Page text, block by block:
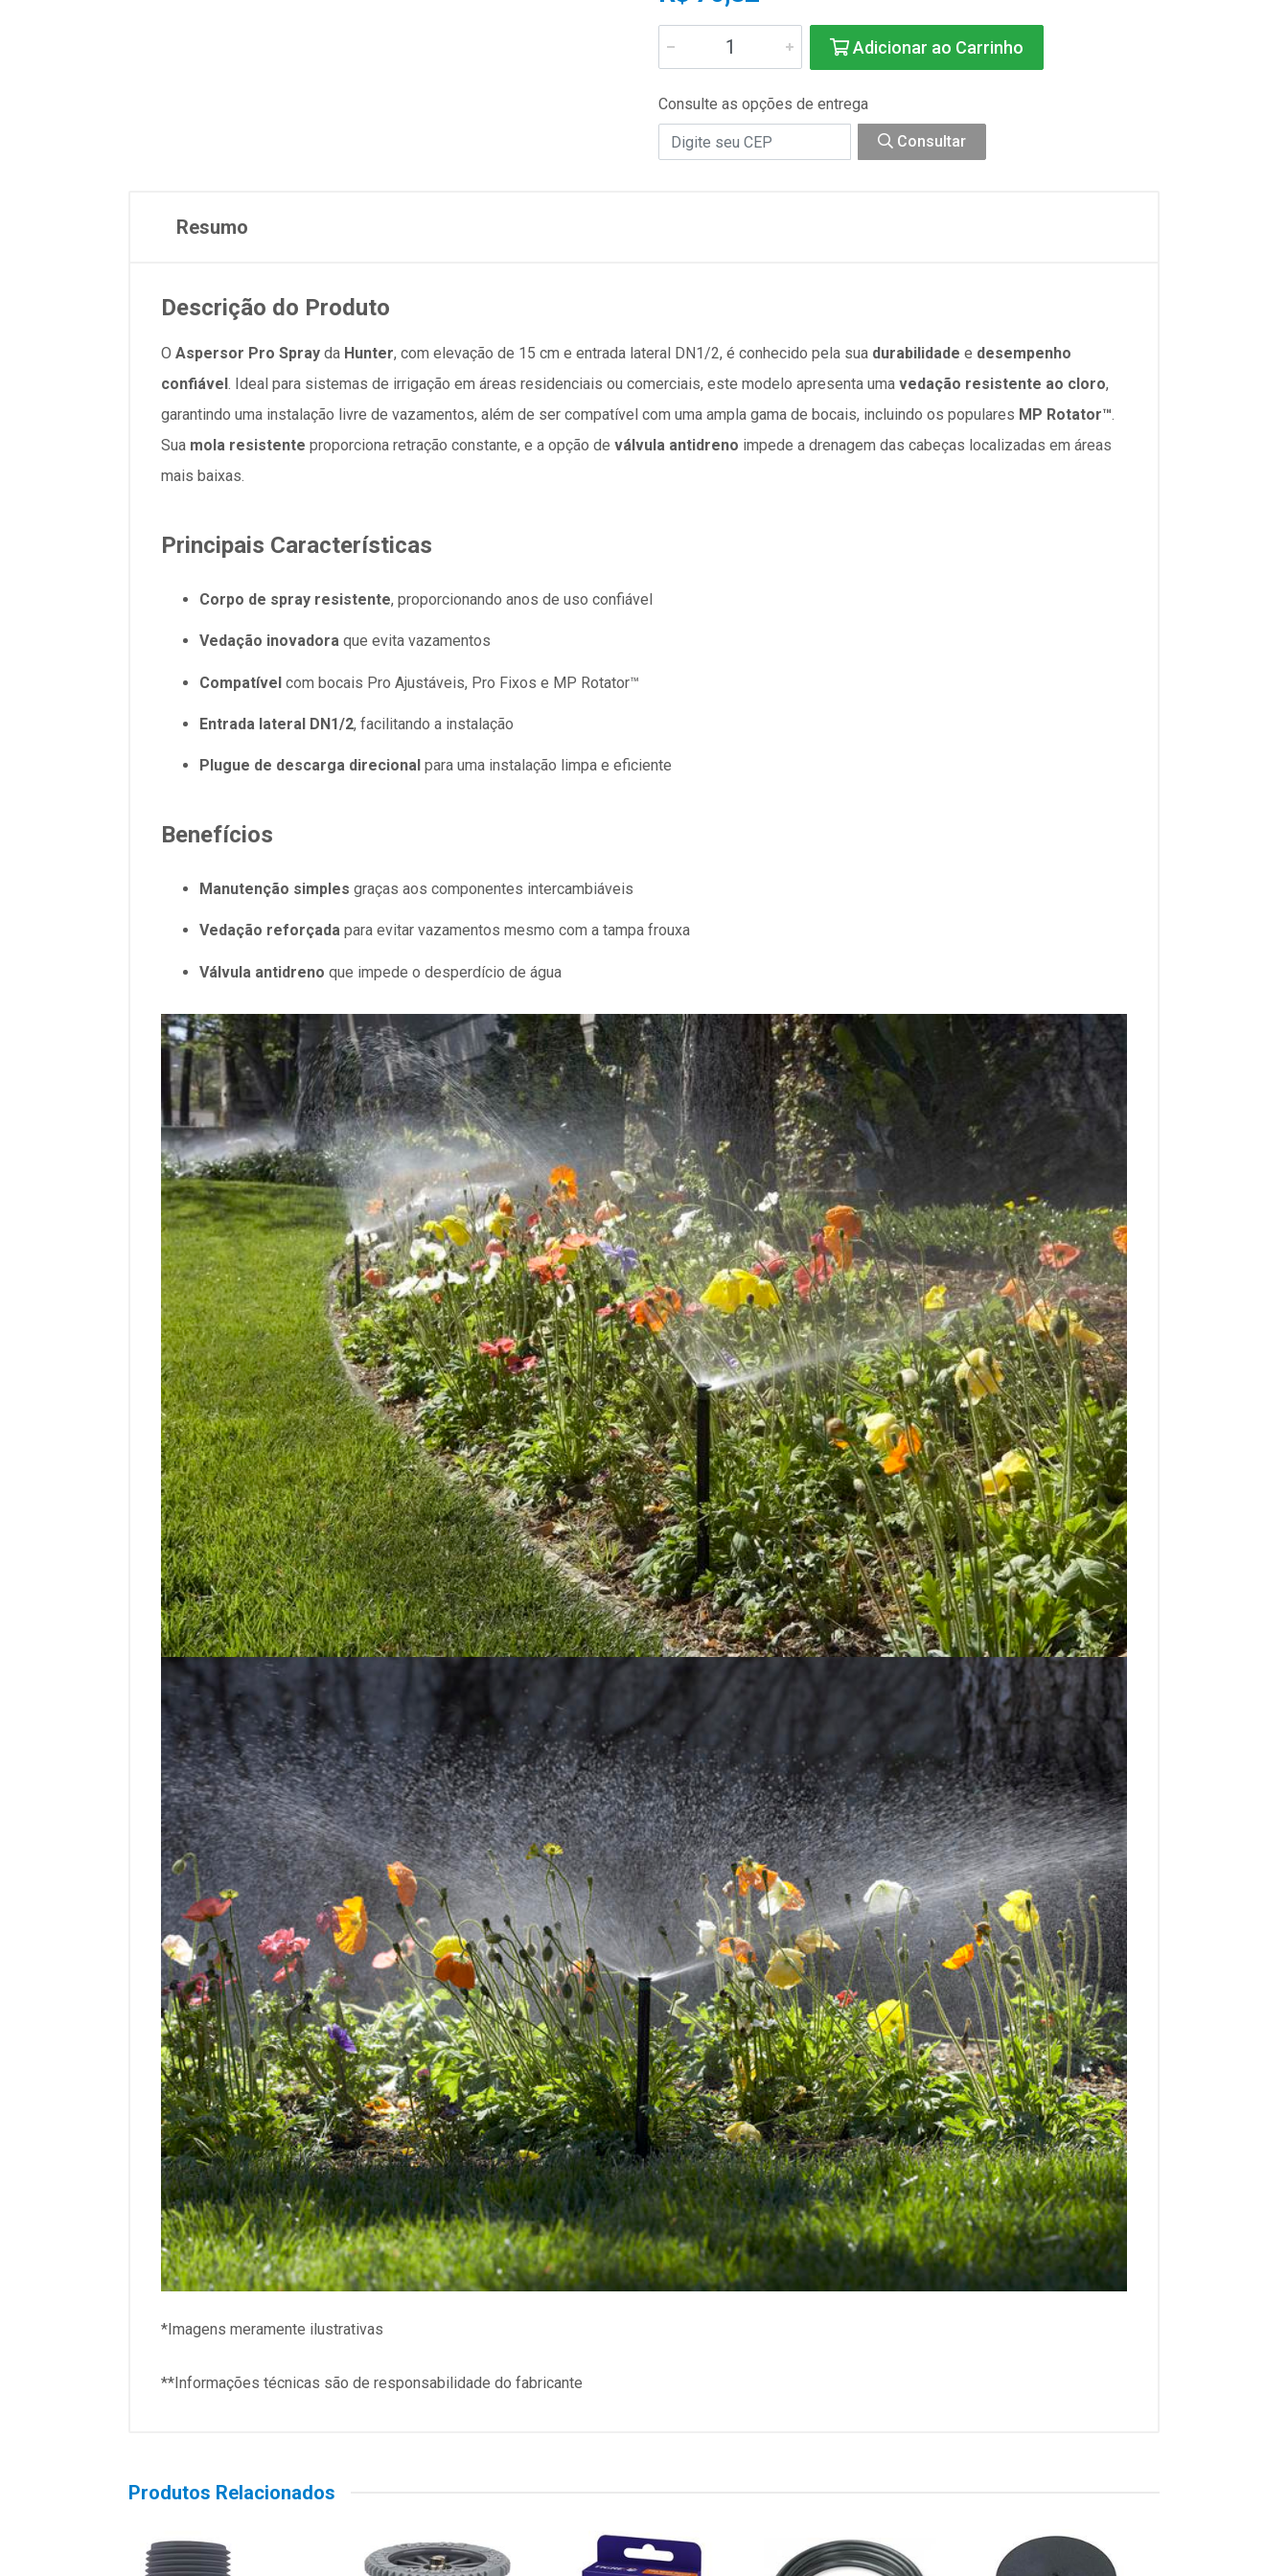
Adicionar ao Carrinho
Consulte as opções de entrega
Consultar
Resumo
Descrição do Produto
O Aspersor Pro Spray da Hunter, com elevação de 15 cm e entrada lateral DN1/2, é conhecido pela sua durabilidade e desempenho
confiável. Ideal para sistemas de irrigação em áreas residenciais ou comerciais, este modelo apresenta uma vedação resistente ao cloro,
garantindo uma instalação livre de vazamentos, além de ser compatível com uma ampla gama de bocais, incluindo os populares MP Rotator™.
Sua mola resistente proporciona retração constante, e a opção de válvula antidreno impede a drenagem das cabeças localizadas em áreas
mais baixas.
Principais Características
Corpo de spray resistente, proporcionando anos de uso confiável
Vedação inovadora que evita vazamentos
Compatível com bocais Pro Ajustáveis, Pro Fixos e MP Rotator™
Entrada lateral DN1/2, facilitando a instalação
Plugue de descarga direcional para uma instalação limpa e eficiente
Benefícios
Manutenção simples graças aos componentes intercambiáveis
Vedação reforçada para evitar vazamentos mesmo com a tampa frouxa
Válvula antidreno que impede o desperdício de água
*Imagens meramente ilustrativas
**Informações técnicas são de responsabilidade do fabricante
Produtos Relacionados